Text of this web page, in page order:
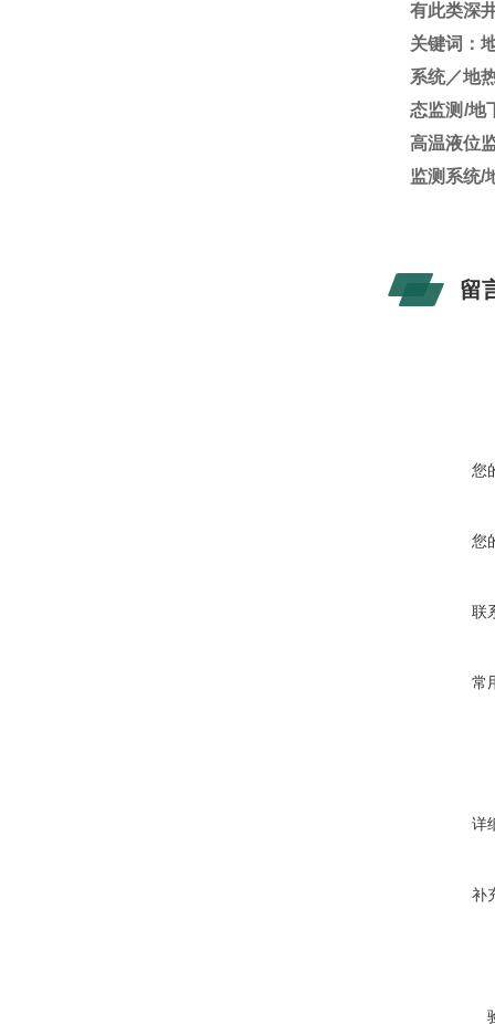
有此类深
关键词：
系统／地
态监测/地
高温液位
监测系统/
留
您
您
联
常
详
补